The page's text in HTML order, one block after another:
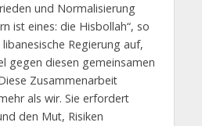
und Normalisierung
ist eines: die Hisbollah“, so
libanesische Regierung auf,
gegen diesen gemeinsamen
Zusammenarbeit
als wir. Sie erfordert
den Mut, Risiken